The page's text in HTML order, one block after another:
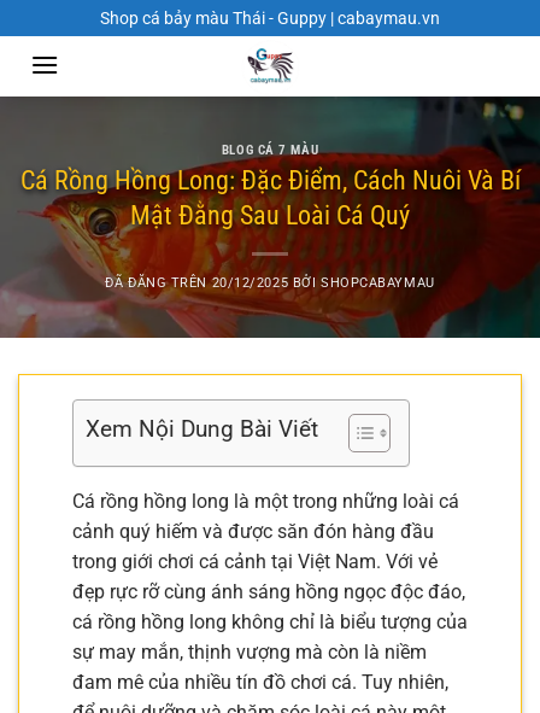
đến
dung
Shop cá bảy màu Thái - Guppy | cabaymau.vn
BLOG CÁ 7 MÀU
Cá Rồng Hồng Long: Đặc Điểm, Cách Nuôi Và Bí
Mật Đằng Sau Loài Cá Quý
ĐÃ ĐĂNG TRÊN20/12/2025 BỞI SHOPCABAYMAU
Xem Nội Dung Bài Viết
Cá rồng hồng long là một trong những loài cá
cảnh quý hiếm và được săn đón hàng đầu
trong giới chơi cá cảnh tại Việt Nam. Với vẻ
đẹp rực rỡ cùng ánh sáng hồng ngọc độc đáo,
cá rồng hồng long không chỉ là biểu tượng của
sự may mắn, thịnh vượng mà còn là niềm
đam mê của nhiều tín đồ chơi cá. Tuy nhiên,